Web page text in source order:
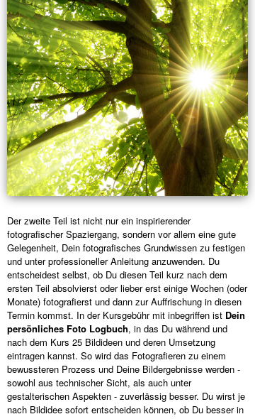
Der zweite Teil ist nicht nur ein inspirierender
fotografischer Spaziergang, sondern vor allem eine gute
Gelegenheit, Dein fotografisches Grundwissen zu festigen
und unter professioneller Anleitung anzuwenden. Du
entscheidest selbst, ob Du diesen Teil kurz nach dem
ersten Teil absolvierst oder lieber erst einige Wochen (oder
Monate) fotografierst und dann zur Auffrischung in diesen
Termin kommst. In der Kursgebühr mit inbegriffen ist Dein
persönliches Foto Logbuch, in das Du während und
nach dem Kurs 25 Bildideen und deren Umsetzung
eintragen kannst. So wird das Fotografieren zu einem
bewussteren Prozess und Deine Bildergebnisse werden -
sowohl aus technischer Sicht, als auch unter
gestalterischen Aspekten - zuverlässig besser. Du wirst je
nach Bildidee sofort entscheiden können, ob Du besser in